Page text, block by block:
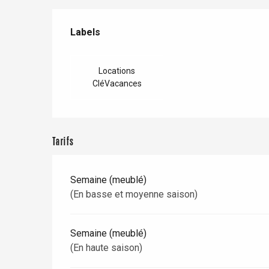
Paris 1h30
Offres de prestations
Labels
Labels
Locations
CléVacances
Tarifs
Semaine (meublé)
(En basse et moyenne saison)
Semaine (meublé)
(En haute saison)